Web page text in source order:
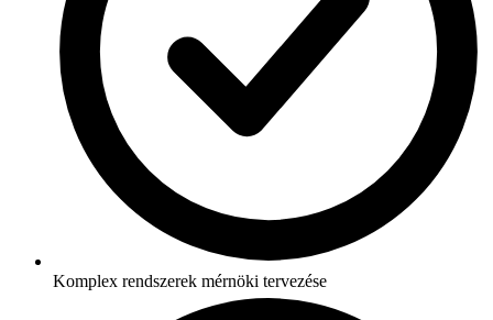
Komplex rendszerek mérnöki tervezése